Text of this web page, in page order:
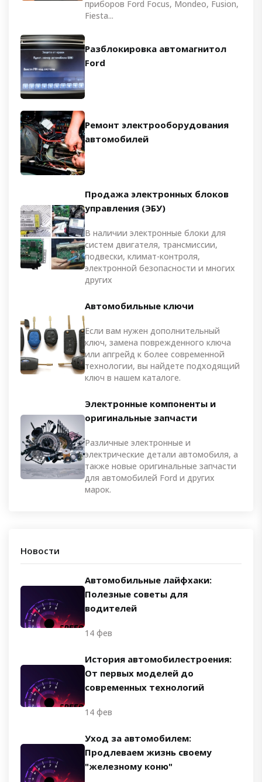
приборов Ford Focus, Mondeo, Fusion,
Fiesta...
Разблокировка автомагнитол
Ford
Ремонт электрооборудования
автомобилей
Продажа электронных блоков
управления (ЭБУ)
В наличии электронные блоки для
систем двигателя, трансмиссии,
подвески, климат-контроля,
электронной безопасности и многих
других
Автомобильные ключи
Если вам нужен дополнительный
ключ, замена поврежденного ключа
или апгрейд к более современной
технологии, вы найдете подходящий
ключ в нашем каталоге.
Электронные компоненты и
оригинальные запчасти
Различные электронные и
электрические детали автомобиля, а
также новые оригинальные запчасти
для автомобилей Ford и других
марок.
Новости
Автомобильные лайфхаки:
Полезные советы для
водителей
14 фев
История автомобилестроения:
От первых моделей до
современных технологий
14 фев
Уход за автомобилем:
Продлеваем жизнь своему
"железному коню"